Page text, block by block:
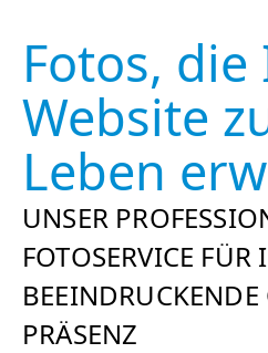
Fotos, die
Website
Leben
UNSER
FOTOSERVICE FÜR
PRÄSENZ